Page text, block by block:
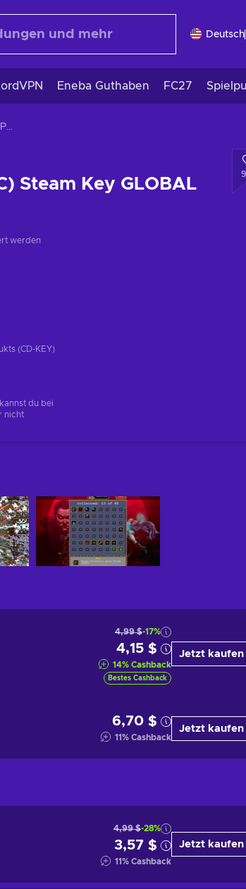
Deutsch
Eneba Guthaben FC27
Vampire Survivors (PC) Steam Key GLOBAL
Steam Key GLOBAL
werden
(CD-KEY)
du bei
nicht
4,99 $-17%
4,15 $
14% Cashback
Bestes Cashback
Jetzt kaufen
6,70 $
11% Cashback
Jetzt kaufen
4,99 $-28%
3,57 $
11% Cashback
Jetzt kaufen